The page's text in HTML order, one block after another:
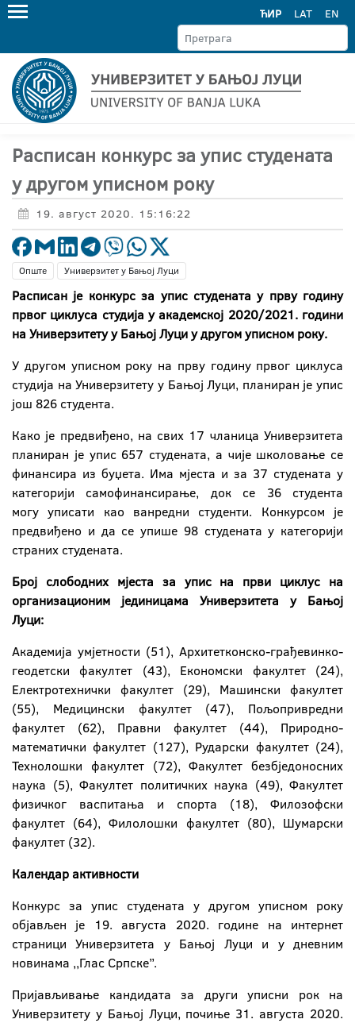
ЋИР LAT EN
Расписан конкурс за упис студената
у другом уписном року
19. август 2020. 15:16:22
Опште Универзитет у Бањој Луци
Расписан је конкурс за упис студената у прву годину
првог циклуса студија у академској 2020/2021. години
на Универзитету у Бањој Луци у другом уписном року.
У другом уписном року на прву годину првог циклуса
студија на Универзитету у Бањој Луци, планиран је упис
још 826 студента.
Како је предвиђено, на свих 17 чланица Универзитета
планиран је упис 657 студената, а чије школовање се
финансира из буџета. Има мјеста и за 37 студената у
категорији самофинансирање, док се 36 студента
могу уписати као ванредни студенти. Конкурсом је
предвиђено и да се упише 98 студената у категорији
страних студената.
Број слободних мјеста за упис на први циклус на
организационим јединицама Универзитета у Бањој
Луци:
Академија умјетности (51), Архитетконско-грађевинко-
геодетски факултет (43), Економски факултет (24),
Електротехнички факултет (29), Машински факултет
(55), Медицински факултет (47), Пољопривредни
факултет (62), Правни факултет (44), Природно-
математички факултет (127), Рударски факултет (24),
Технолошки факултет (72), Факултет безбједоносних
наука (5), Факултет политичких наука (49), Факултет
физичког васпитања и спорта (18), Филозофски
факултет (64), Филолошки факултет (80), Шумарски
факултет (32).
Календар активности
Конкурс за упис студената у другом уписном року
објављен je 19. августа 2020. године на интернет
страници Универзитета у Бањој Луци и у дневним
новинама ,,Глас Српске’’.
Пријављивање кандидата за други уписни рок на
Универзитету у Бањој Луци, почиње 31. августа 2020.